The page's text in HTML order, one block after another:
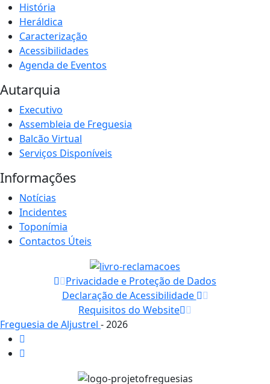
História
Heráldica
Caracterização
Acessibilidades
Agenda de Eventos
Autarquia
Executivo
Assembleia de Freguesia
Balcão Virtual
Serviços Disponíveis
Informações
Notícias
Incidentes
Toponímia
Contactos Úteis
Privacidade e Proteção de Dados
Declaração de Acessibilidade
Requisitos do Website
Freguesia de Aljustrel - 2026